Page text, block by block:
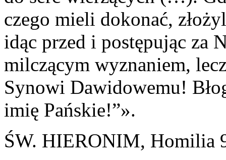
czego mieli dokonać,
idąc przed i postępując za
milczącym wyznaniem,
Synowi Dawidowemu!
imię Pańskie!”».
ŚW. HIERONIM, Homilia